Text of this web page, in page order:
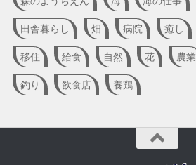
田舎暮らし 畑 病院 癒し
移住 給食 自然 花 農業
釣り 飲食店 養鶏